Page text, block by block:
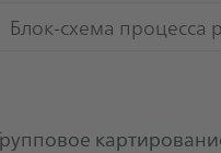
Блок-схема процесса